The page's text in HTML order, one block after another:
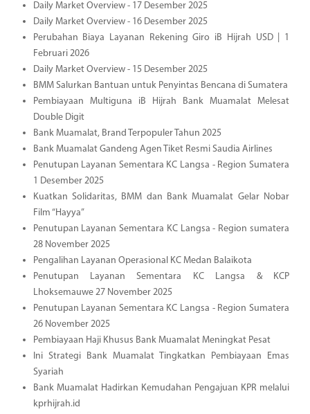
Daily Market Overview - 17 Desember 2025
Daily Market Overview - 16 Desember 2025
Perubahan Biaya Layanan Rekening Giro iB Hijrah USD | 1
Februari 2026
Daily Market Overview - 15 Desember 2025
BMM Salurkan Bantuan untuk Penyintas Bencana di Sumatera
Pembiayaan Multiguna iB Hijrah Bank Muamalat Melesat
Double Digit
Bank Muamalat, Brand Terpopuler Tahun 2025
Bank Muamalat Gandeng Agen Tiket Resmi Saudia Airlines
Penutupan Layanan Sementara KC Langsa - Region Sumatera
1 Desember 2025
Kuatkan Solidaritas, BMM dan Bank Muamalat Gelar Nobar
Film “Hayya”
Penutupan Layanan Sementara KC Langsa - Region sumatera
28 November 2025
Pengalihan Layanan Operasional KC Medan Balaikota
Penutupan Layanan Sementara KC Langsa & KCP
Lhoksemauwe 27 November 2025
Penutupan Layanan Sementara KC Langsa - Region Sumatera
26 November 2025
Pembiayaan Haji Khusus Bank Muamalat Meningkat Pesat
Ini Strategi Bank Muamalat Tingkatkan Pembiayaan Emas
Syariah
Bank Muamalat Hadirkan Kemudahan Pengajuan KPR melalui
kprhijrah.id